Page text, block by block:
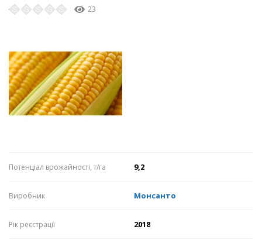
23
Потенціал врожайності, т/га 9,2
Виробник Монсанто
Рік реєстрації 2018